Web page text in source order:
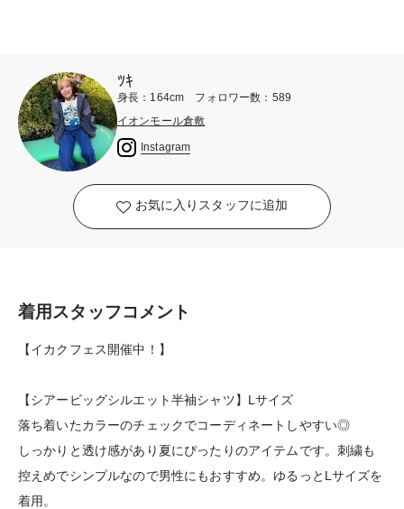
ﾂｷ
身長：164cm フォロワー数：589
イオンモール倉敷
Instagram
お気に入りスタッフに追加
着用スタッフコメント
【イカクフェス開催中！】
【シアービッグシルエット半袖シャツ】Lサイズ
落ち着いたカラーのチェックでコーディネートしやすい◎
しっかりと透け感があり夏にぴったりのアイテムです。刺繍も
控えめでシンプルなので男性にもおすすめ。ゆるっとLサイズを
着用。